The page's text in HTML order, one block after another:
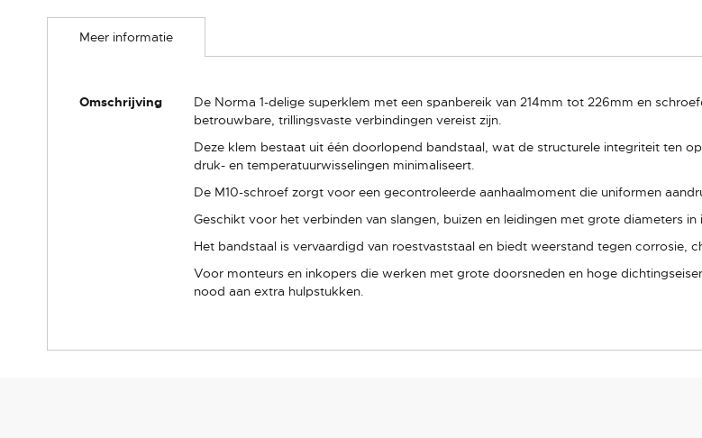
naar
afbeeldingen-
Meer informatie
Meer
informatie
Omschrijving
De Norma 1-delige superklem met een spanbereik van 214mm tot 226mm en
betrouwbare, trillingsvaste verbindingen vereist zijn.
Deze klem bestaat uit één doorlopend bandstaal, wat de structurele integriteit ten
druk- en temperatuurwisselingen minimaliseert.
De M10-schroef zorgt voor een gecontroleerde aanhaalmoment die uniformen
Geschikt voor het verbinden van slangen, buizen en leidingen met grote diameters
Het bandstaal is vervaardigd van roestvaststaal en biedt weerstand tegen corrosie,
Voor monteurs en inkopers die werken met grote doorsneden en hoge
nood aan extra hulpstukken.